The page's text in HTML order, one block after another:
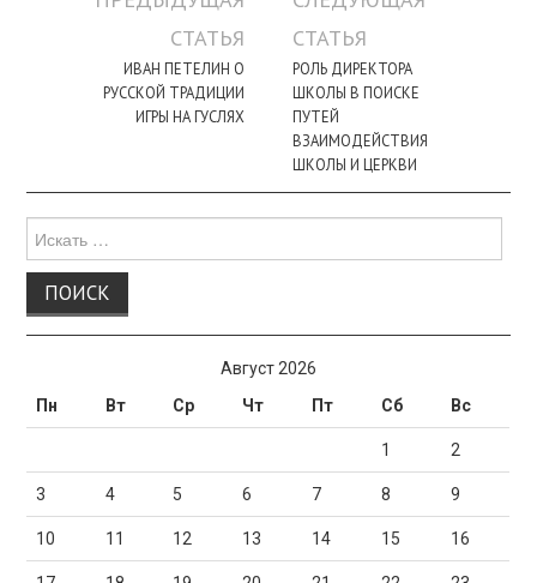
СТАТЬЯ
ИВАН ПЕТЕЛИН О
РУССКОЙ ТРАДИЦИИ
ИГРЫ НА ГУСЛЯХ
СТАТЬЯ
РОЛЬ ДИРЕКТОРА
ШКОЛЫ В ПОИСКЕ
ПУТЕЙ
ВЗАИМОДЕЙСТВИЯ
ШКОЛЫ И ЦЕРКВИ
для:
Август 2026
Пн
Вт Ср Чт Пт Сб Вс
1 2
3 4 5 6 7 8 9
10 11 12 13 14 15 16